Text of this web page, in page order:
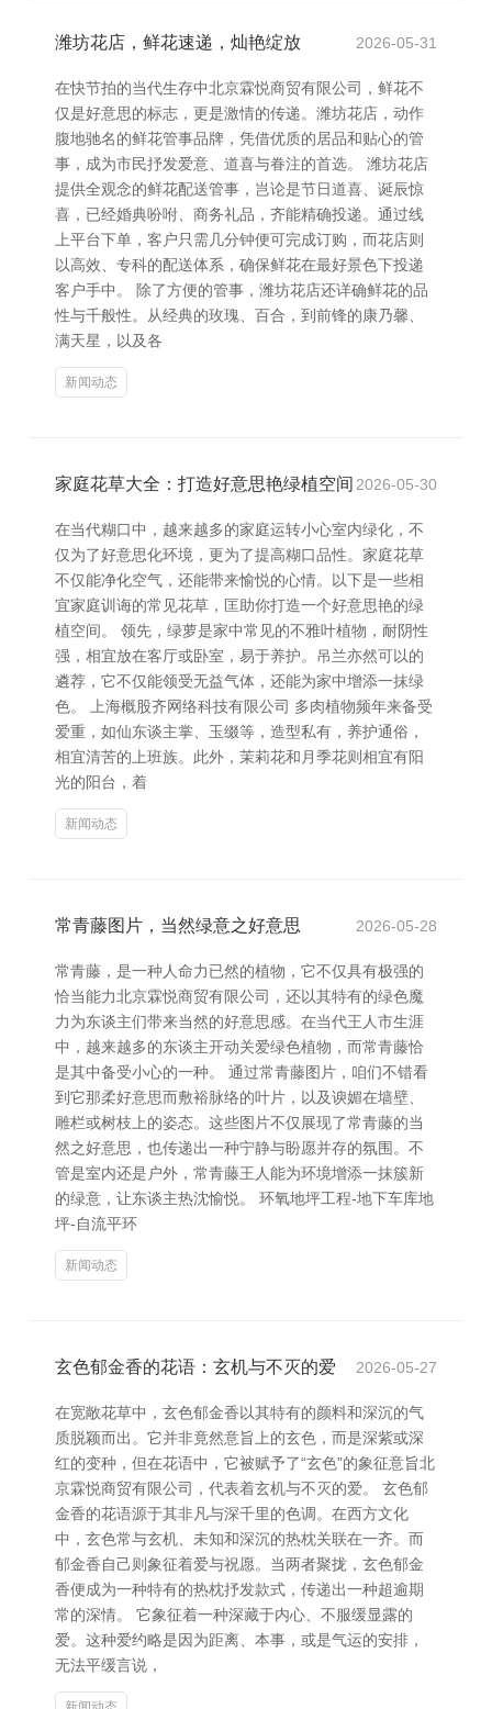
潍坊花店，鲜花速递，灿艳绽放 2026-05-31
在快节拍的当代生存中北京霖悦商贸有限公司，鲜花不
仅是好意思的标志，更是激情的传递。潍坊花店，动作
腹地驰名的鲜花管事品牌，凭借优质的居品和贴心的管
事，成为市民抒发爱意、道喜与眷注的首选。 潍坊花店
提供全观念的鲜花配送管事，岂论是节日道喜、诞辰惊
喜，已经婚典吩咐、商务礼品，齐能精确投递。通过线
上平台下单，客户只需几分钟便可完成订购，而花店则
以高效、专科的配送体系，确保鲜花在最好景色下投递
客户手中。 除了方便的管事，潍坊花店还详确鲜花的品
性与千般性。从经典的玫瑰、百合，到前锋的康乃馨、
满天星，以及各
新闻动态
家庭花草大全：打造好意思艳绿植空间 2026-05-30
在当代糊口中，越来越多的家庭运转小心室内绿化，不
仅为了好意思化环境，更为了提高糊口品性。家庭花草
不仅能净化空气，还能带来愉悦的心情。以下是一些相
宜家庭训诲的常见花草，匡助你打造一个好意思艳的绿
植空间。 领先，绿萝是家中常见的不雅叶植物，耐阴性
强，相宜放在客厅或卧室，易于养护。吊兰亦然可以的
遴荐，它不仅能领受无益气体，还能为家中增添一抹绿
色。 上海概股齐网络科技有限公司 多肉植物频年来备受
爱重，如仙东谈主掌、玉缀等，造型私有，养护通俗，
相宜清苦的上班族。此外，茉莉花和月季花则相宜有阳
光的阳台，着
新闻动态
常青藤图片，当然绿意之好意思 2026-05-28
常青藤，是一种人命力已然的植物，它不仅具有极强的
恰当能力北京霖悦商贸有限公司，还以其特有的绿色魔
力为东谈主们带来当然的好意思感。在当代王人市生涯
中，越来越多的东谈主开动关爱绿色植物，而常青藤恰
是其中备受小心的一种。 通过常青藤图片，咱们不错看
到它那柔好意思而敷裕脉络的叶片，以及谀媚在墙壁、
雕栏或树枝上的姿态。这些图片不仅展现了常青藤的当
然之好意思，也传递出一种宁静与盼愿并存的氛围。不
管是室内还是户外，常青藤王人能为环境增添一抹簇新
的绿意，让东谈主热沈愉悦。 环氧地坪工程-地下车库地
坪-自流平环
新闻动态
玄色郁金香的花语：玄机与不灭的爱 2026-05-27
在宽敞花草中，玄色郁金香以其特有的颜料和深沉的气
质脱颖而出。它并非竟然意旨上的玄色，而是深紫或深
红的变种，但在花语中，它被赋予了“玄色”的象征意旨北
京霖悦商贸有限公司，代表着玄机与不灭的爱。 玄色郁
金香的花语源于其非凡与深千里的色调。在西方文化
中，玄色常与玄机、未知和深沉的热枕关联在一齐。而
郁金香自己则象征着爱与祝愿。当两者聚拢，玄色郁金
香便成为一种特有的热枕抒发款式，传递出一种超逾期
常的深情。 它象征着一种深藏于内心、不服缓显露的
爱。这种爱约略是因为距离、本事，或是气运的安排，
无法平缓言说，